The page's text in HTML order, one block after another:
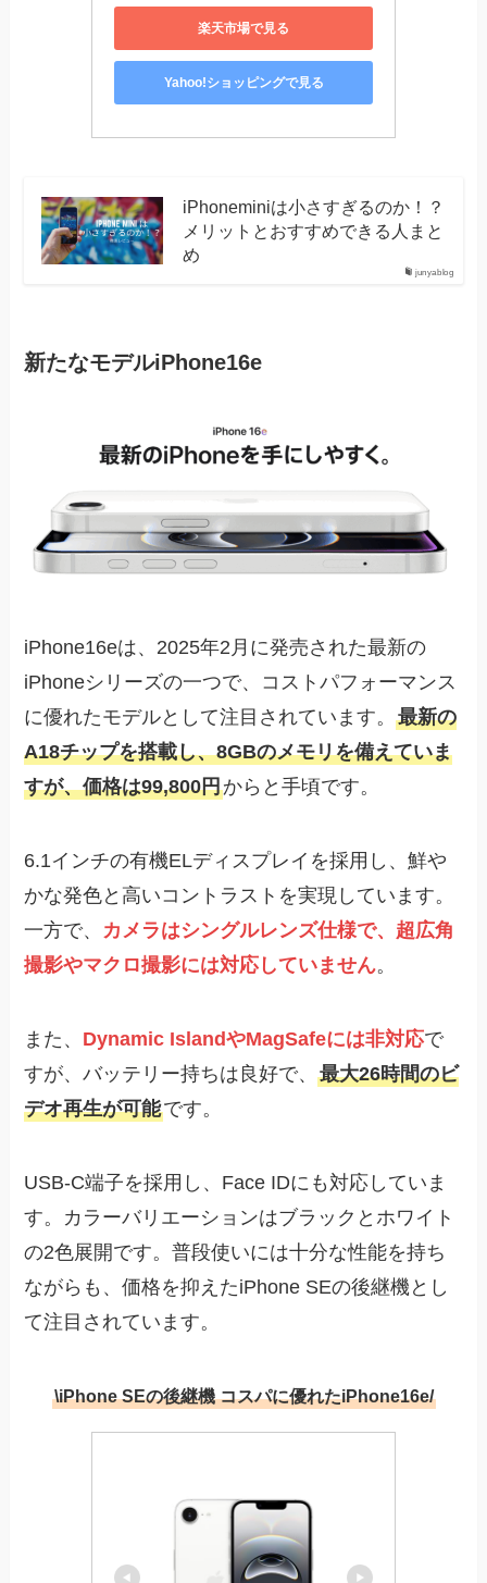
楽天市場で見る
Yahoo!ショッピングで見る
junyablog
iPhoneminiは小さすぎるのか！？
メリットとおすすめできる人まと
め
新たなモデルiPhone16e
iPhone16eは、2025年2月に発売された最新の
iPhoneシリーズの一つで、コストパフォーマンス
に優れたモデルとして注目されています。最新の
A18チップを搭載し、8GBのメモリを備えていま
すが、価格は99,800円からと手頃です。
6.1インチの有機ELディスプレイを採用し、鮮や
かな発色と高いコントラストを実現しています。
一方で、 カメラはシングルレンズ仕様で、超広角
撮影やマクロ撮影には対応していません。
また、 Dynamic IslandやMagSafeには非対応で
すが、バッテリー持ちは良好で、最大26時間のビ
デオ再生が可能です。
USB-C端子を採用し、Face IDにも対応していま
す。カラーバリエーションはブラックとホワイト
の2色展開です。普段使いには十分な性能を持ち
ながらも、価格を抑えたiPhone SEの後継機とし
て注目されています。
\iPhone SEの後継機 コスパに優れたiPhone16e/